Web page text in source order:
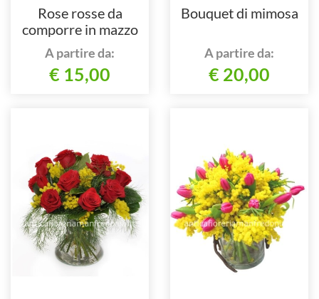
Rose rosse da
comporre in mazzo
per numero di steli.
A partire da:
€ 15,00
Bouquet di mimosa
A partire da:
€ 20,00